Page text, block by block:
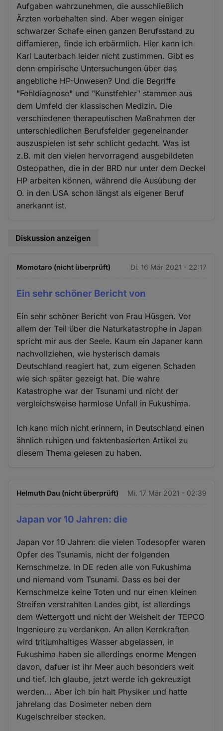
Aufgaben wahrzunehmen, die ausschließlich
Ärzten vorbehalten sind. Aber wegen einiger
schwarzer Schafe einen ganzen Berufsstand zu
diffamieren, finde ich erbärmlich. Hier kann ich
Karl Lauterbach leider nicht zustimmen. Gibt es
denn empirische Untersuchungen über das
angebliche HP-Unwesen? Und die Begriffe
"Fehldiagnose" und "Kunstfehler" stammen aus
dem Umfeld der klassischen Medizin. Die
verschiedenen therapeutischen Maßnahmen der
unterschiedlichen Berufsfelder gegeneinander
auszuspielen ist sehr schlicht gedacht. Was ist
z.B. mit den vielen hervorragend ausgebildeten
Osteopathen, die in der BRD nur unter dem Deckel
HP arbeiten können, während die Ausübung der
O. in den USA schon längst als eigener Beruf
anerkannt ist.
Diskussion anzeigen
Momotaro (nicht überprüft) Di. 16 Mär 2021 - 22:17
Ein sehr schöner Bericht von
Ein sehr schöner Bericht von Frau Hüsgen. Vor
allem der Teil über die Naturkatastrophe in Japan
spricht mir aus der Seele. Kaum ein Japaner kann
nachvollziehen, wie hysterisch damals
Deutschland reagiert hat, zum eigenen Schaden
wie sich später gezeigt hat. Die wahre
Katastrophe war der Tsunami und nicht der
vergleichsweise harmlose Unfall in Fukushima.
Ich kann mich nicht erinnern, in Deutschland einen
ähnlich ruhigen und faktenbasierten Artikel zu
diesem Thema gelesen zu haben.
Helmuth Dau (nicht überprüft) Mi. 17 Mär 2021 - 02:39
Japan vor 10 Jahren: die
Japan vor 10 Jahren: die vielen Todesopfer waren
Opfer des Tsunamis, nicht der folgenden
Kernschmelze. In DE reden alle von Fukushima
und niemand vom Tsunami. Dass es bei der
Kernschmelze keine Toten und nur einen kleinen
Streifen verstrahlten Landes gibt, ist allerdings
dem Wettergott und nicht der Weisheit der TEPCO
Ingenieure zu verdanken. An allen Kernkraften
wird tritiumhaltiges Wasser abgelassen, in
Fukushima haben sie allerdings enorme Mengen
davon, dafuer ist ihr Meer auch besonders weit
und tief. Ich glaube, jetzt werde ich gekreuzigt
werden... Aber ich bin halt Physiker und hatte
jahrelang das Dosimeter neben dem
Kugelschreiber stecken.